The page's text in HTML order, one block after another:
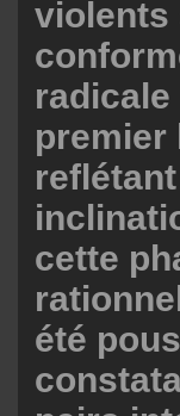
violents
radicale
premier
cette
été